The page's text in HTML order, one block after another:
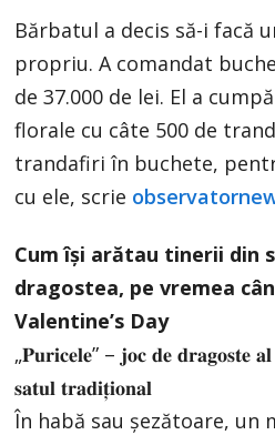
Bărbatul a decis să-i facă
propriu. A comandat
de 37.000 de lei. El a
florale cu câte 500 de
trandafiri în buchete,
cu ele, scrie
Cum își arătau tinerii din
dragostea, pe vremea
Valentine’s Day
„𝐏𝐮𝐫𝐢𝐜𝐞𝐥𝐞” – 𝐣𝐨𝐜 𝐝𝐞 𝐝𝐫𝐚𝐠𝐨𝐬𝐭𝐞 𝐚𝐥
𝐬𝐚𝐭𝐮𝐥 𝐭𝐫𝐚𝐝𝐢𝐭̦𝐢𝐨𝐧𝐚𝐥
În habă sau șezătoare, un